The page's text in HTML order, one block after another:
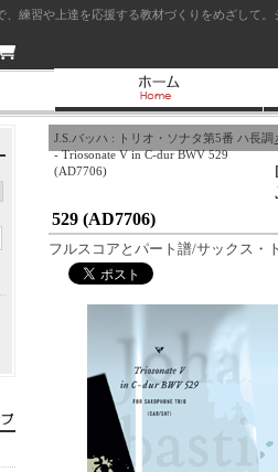
練習や上達を応援する教材づくりをめざして
J.S.バッハ : トリオ・ソナタ第5番 ハ長調
- Triosonate V in C-dur BWV 529
(AD7706)
529 (AD7706)
フルスコアとパート譜/サックス・